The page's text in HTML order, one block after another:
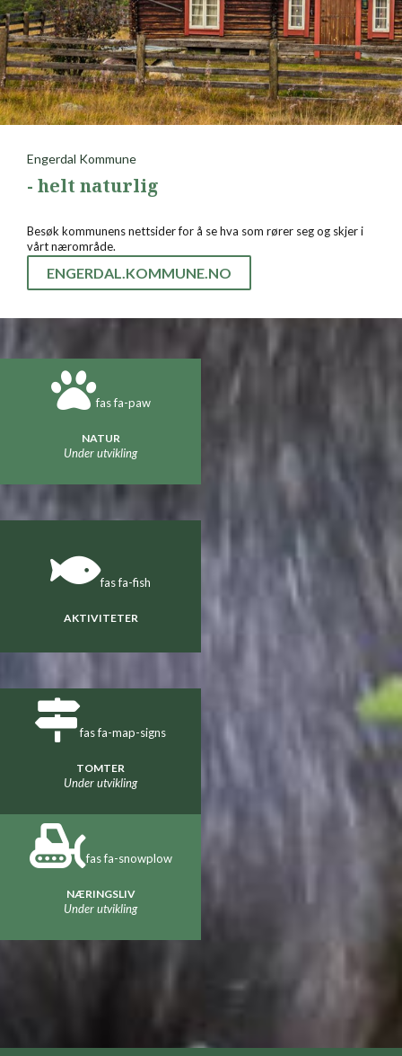
Engerdal Kommune
- helt naturlig
Besøk kommunens nettsider for å se hva som rører seg og skjer i
vårt nærområde.
ENGERDAL.KOMMUNE.NO
fas fa-paw
NATUR
Under utvikling
fas fa-fish
AKTIVITETER
fas fa-map-signs
TOMTER
Under utvikling
fas fa-snowplow
NÆRINGSLIV
Under utvikling